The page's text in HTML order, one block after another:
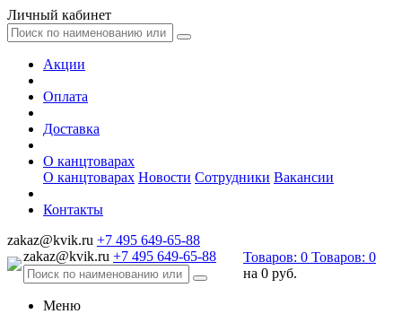
Личный кабинет
Акции
Оплата
Доставка
О канцтоварах
О канцтоварах Новости Сотрудники Вакансии
Контакты
zakaz@kvik.ru +7 495 649-65-88
zakaz@kvik.ru +7 495 649-65-88 Товаров: 0 Товаров: 0
на 0 руб.
Меню